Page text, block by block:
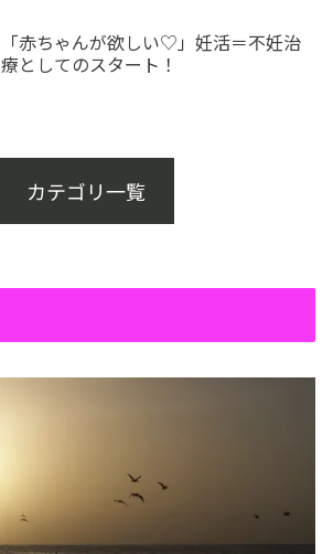
「赤ちゃんが欲しい♡」妊活＝不妊治
療としてのスタート！
カテゴリ一覧